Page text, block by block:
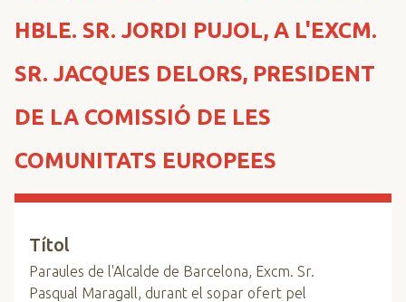
HBLE. SR. JORDI PUJOL, A L'EXCM.
SR. JACQUES DELORS, PRESIDENT
DE LA COMISSIÓ DE LES
COMUNITATS EUROPEES
Títol
Paraules de l'Alcalde de Barcelona, Excm. Sr.
Pasqual Maragall, durant el sopar ofert pel